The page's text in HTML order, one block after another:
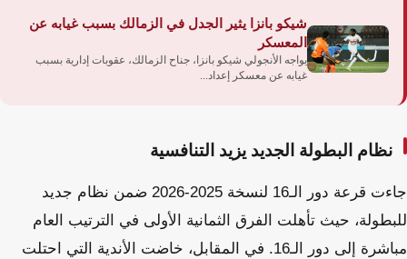
شيكو بانزا يثير الجدل في الزمالك بسبب غيابه عن
المعسكر
يواجه الأنجولي شيكو بانزا، جناح الزمالك، عقوبات إدارية بسبب
غيابه عن معسكر إعداد...
نظام البطولة الجديد يزيد التنافسية
جاءت قرعة دور الـ16 لنسخة 2025-2026 ضمن نظام جديد
للبطولة، حيث تأهلت الفرق الثمانية الأولى في الترتيب العام
مباشرة إلى دور الـ16. في المقابل، خاضت الأندية التي احتلت